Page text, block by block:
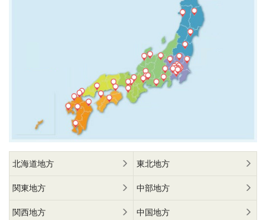
北海道地方 東北地方
関東地方 中部地方
関西地方 中国地方